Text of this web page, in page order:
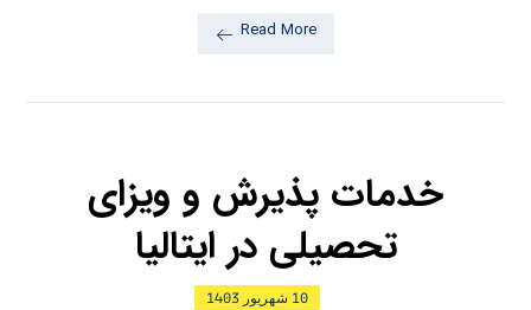
Read More
خدمات پذیرش و ویزای
تحصیلی در ایتالیا
10 شهریور 1403